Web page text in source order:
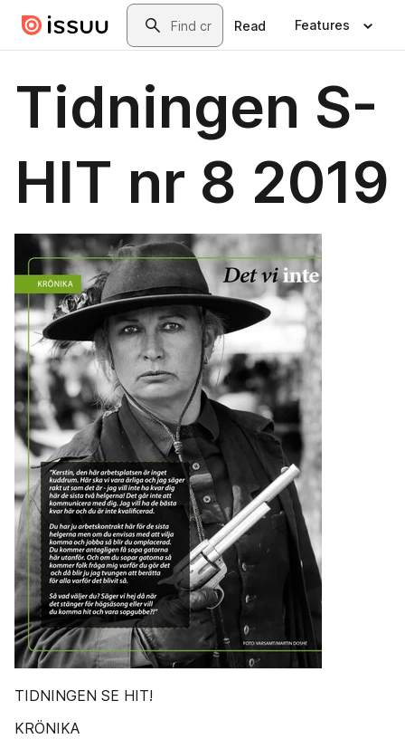
Skip to main contentSearch
Read Features
Tidningen S-
HIT nr 8 2019
TIDNINGEN SE HIT!
KRÖNIKA